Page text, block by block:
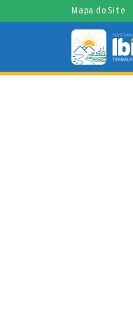
Mapa do Site